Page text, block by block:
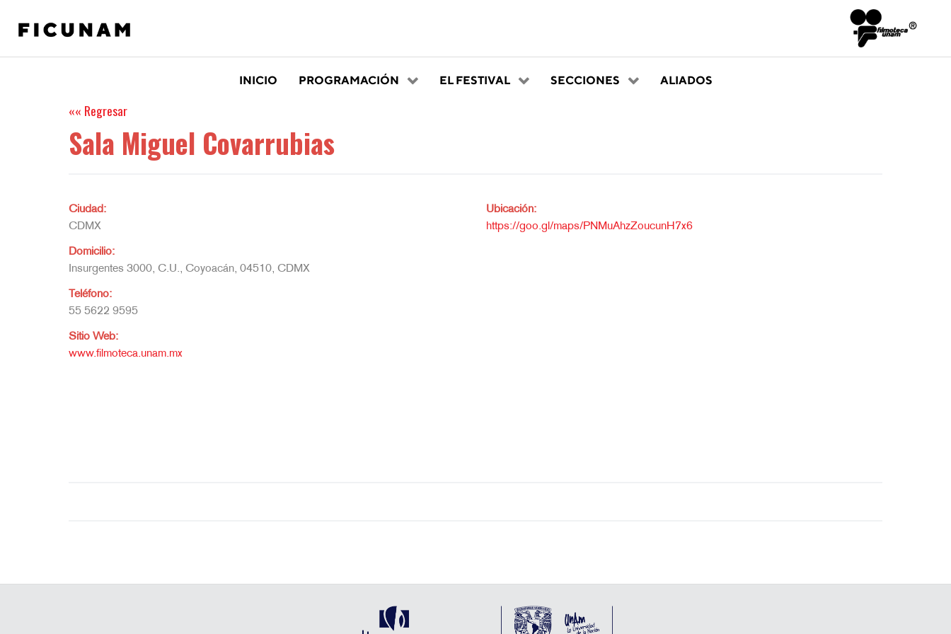
INICIO PROGRAMACIÓN EL FESTIVAL SECCIONES ALIADOS
Sala Miguel Covarrubias
Ciudad:
CDMX
Domicilio:
Insurgentes 3000, C.U., Coyoacán, 04510, CDMX
Teléfono:
55 5622 9595
Sitio Web:
www.filmoteca.unam.mx
Ubicación:
https://goo.gl/maps/PNMuAhzZoucunH7x6